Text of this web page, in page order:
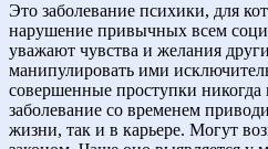
Это заболевание психики, для
нарушение привычных всем
уважают чувства и желания
манипулировать ими
совершенные проступки никогда
заболевание со временем
жизни, так и в карьере. Могут